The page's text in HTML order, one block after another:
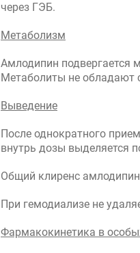
через ГЭБ.
Метаболизм
Амлодипин подвергается
Метаболиты не обладают
Выведение
После однократного
внутрь дозы выделяется
Общий клиренс
При гемодиализе не
Фармакокинетика в